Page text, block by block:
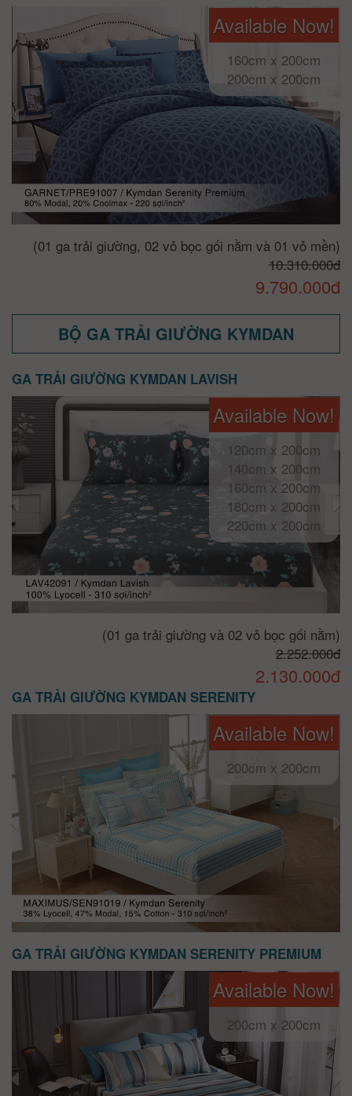
Available Now!
160cm x 200cm
200cm x 200cm
(01 ga trải giường, 02 vỏ bọc gối nằm và 01 vỏ mền)
10.310.000đ
9.790.000đ
BỘ GA TRẢI GIƯỜNG KYMDAN
GA TRẢI GIƯỜNG KYMDAN LAVISH
Available Now!
120cm x 200cm
140cm x 200cm
160cm x 200cm
180cm x 200cm
220cm x 200cm
(01 ga trải giường và 02 vỏ bọc gối nằm)
2.252.000đ
2.130.000đ
GA TRẢI GIƯỜNG KYMDAN SERENITY
Available Now!
200cm x 200cm
GA TRẢI GIƯỜNG KYMDAN SERENITY PREMIUM
Available Now!
200cm x 200cm